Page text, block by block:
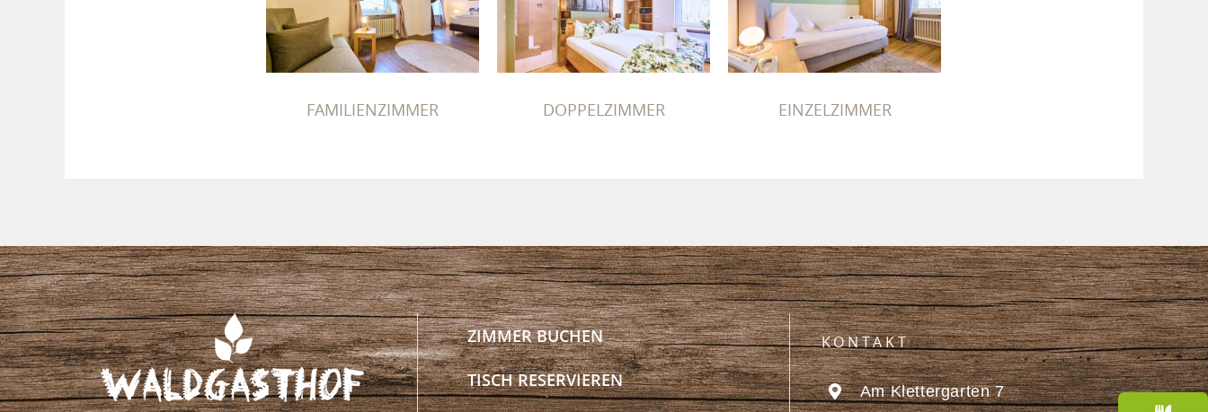
FAMILIENZIMMER
FAMILIENZIMMER
DOPPELZIMMER
DOPPELZIMMER
EINZELZIMMER
EINZELZIMMER
ZIMMER BUCHEN
TISCH RESERVIEREN
KONTAKT
Am Klettergarten 7